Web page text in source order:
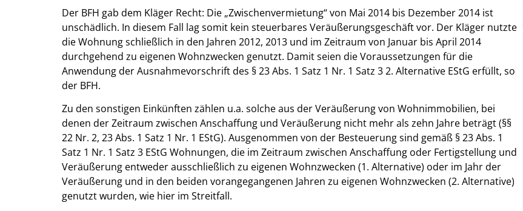
Der BFH gab dem Kläger Recht: Die „Zwischenvermietung“ von Mai 2014 bis Dezember 2014 ist
unschädlich. In diesem Fall lag somit kein steuerbares Veräußerungsgeschäft vor. Der Kläger nutzte
die Wohnung schließlich in den Jahren 2012, 2013 und im Zeitraum von Januar bis April 2014
durchgehend zu eigenen Wohnzwecken genutzt. Damit seien die Voraussetzungen für die
Anwendung der Ausnahmevorschrift des § 23 Abs. 1 Satz 1 Nr. 1 Satz 3 2. Alternative EStG erfüllt, so
der BFH.
Zu den sonstigen Einkünften zählen u.a. solche aus der Veräußerung von Wohnimmobilien, bei
denen der Zeitraum zwischen Anschaffung und Veräußerung nicht mehr als zehn Jahre beträgt (§§
22 Nr. 2, 23 Abs. 1 Satz 1 Nr. 1 EStG). Ausgenommen von der Besteuerung sind gemäß § 23 Abs. 1
Satz 1 Nr. 1 Satz 3 EStG Wohnungen, die im Zeitraum zwischen Anschaffung oder Fertigstellung und
Veräußerung entweder ausschließlich zu eigenen Wohnzwecken (1. Alternative) oder im Jahr der
Veräußerung und in den beiden vorangegangenen Jahren zu eigenen Wohnzwecken (2. Alternative)
genutzt wurden, wie hier im Streitfall.